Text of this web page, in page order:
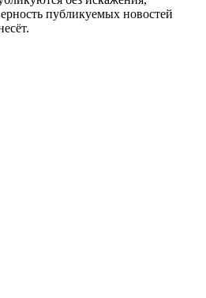
публикуемых новостей